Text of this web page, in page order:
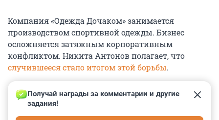
Компания «Одежда Дочаком» занимается
производством спортивной одежды. Бизнес
осложняется затяжным корпоративным
конфликтом. Никита Антонов полагает, что
случившееся стало итогом этой борьбы.
Получай награды за комментарии и другие
задания!